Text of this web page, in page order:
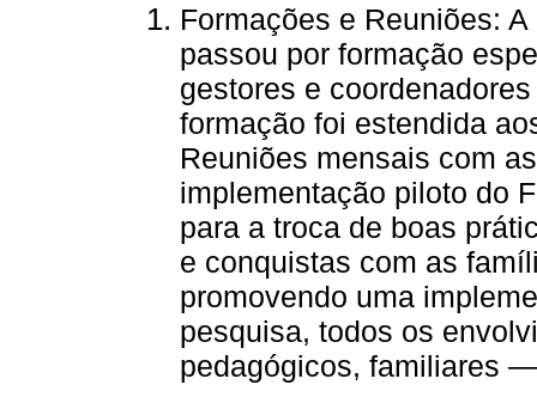
Formações e Reuniões:
passou por formação
gestores e
formação foi estendida
Reuniões mensais com
implementação piloto do
para a troca de boas
e conquistas com as
promovendo uma
pesquisa, todos os
pedagógicos, familiares